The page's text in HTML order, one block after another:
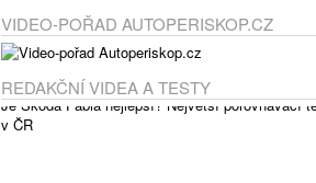
VIDEO-POŘAD AUTOPERISKOP.CZ
REDAKČNÍ VIDEA A TESTY